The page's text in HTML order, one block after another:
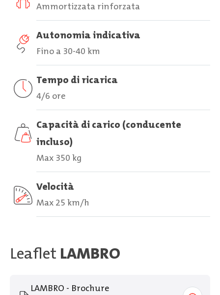
Ammortizzata rinforzata
Autonomia indicativa
Fino a 30-40 km
Tempo di ricarica
4/6 ore
Capacità di carico (conducente
incluso)
Max 350 kg
Velocità
Max 25 km/h
Leaflet LAMBRO
LAMBRO - Brochure